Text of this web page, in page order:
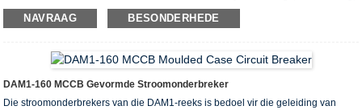
ontoelaatbare buk, sowel as bedryfsaktivering en uitstorting van elektriese
stroomonderdele. Hulle is ontwerp vir gebruik in elektriese eenhede met die
Dit stem ooreen met die vereistes van EN 60947-1, EN 60947-2
NAVRAAG BESONDERHEDE
DAM1-160 MCCB Gevormde Stroomonderbreker
Die stroomonderbrekers van die DAM1-reeks is bedoel vir die geleiding van